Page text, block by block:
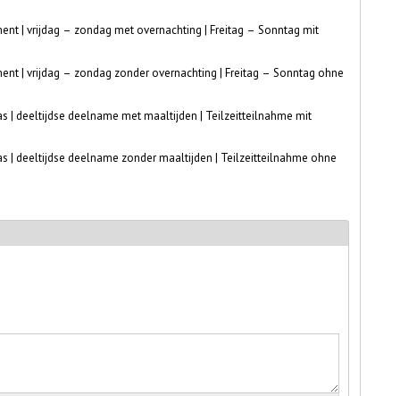
| vrijdag – zondag met overnachting | Freitag – Sonntag mit
| vrijdag – zondag zonder overnachting | Freitag – Sonntag ohne
| deeltijdse deelname met maaltijden | Teilzeitteilnahme mit
| deeltijdse deelname zonder maaltijden | Teilzeitteilnahme ohne